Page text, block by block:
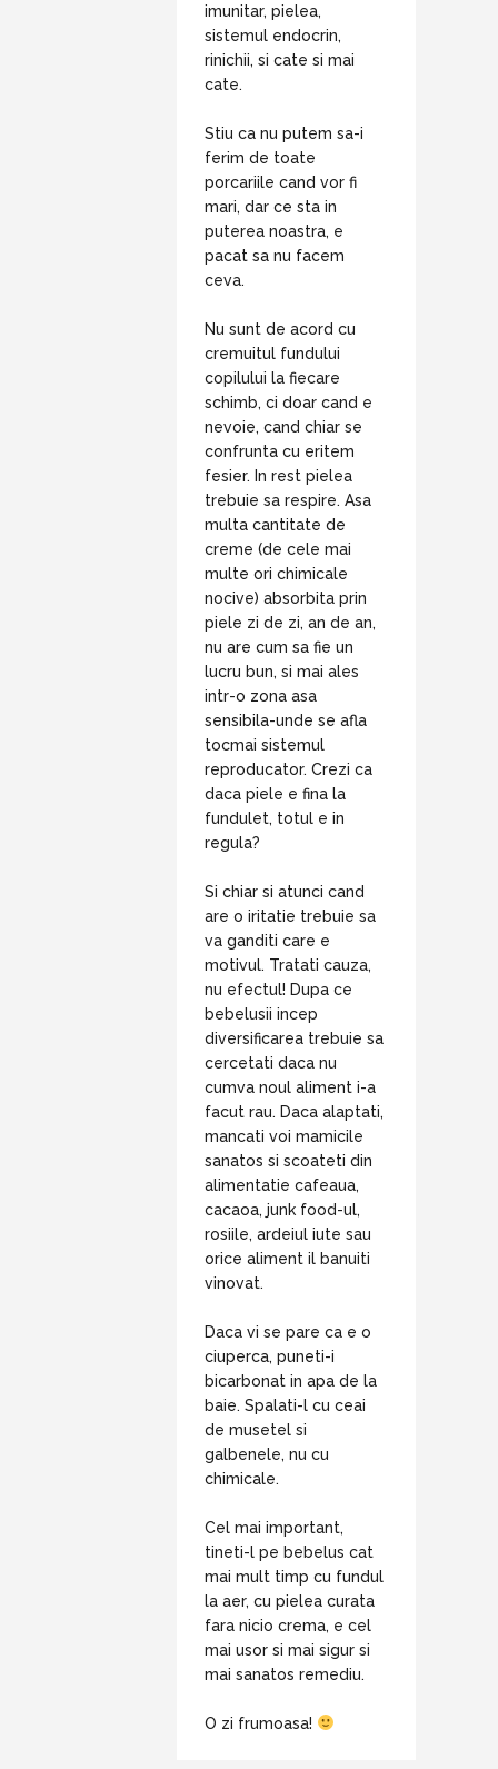
imunitar, pielea,
sistemul endocrin,
rinichii, si cate si mai
cate.
Stiu ca nu putem sa-i
ferim de toate
porcariile cand vor fi
mari, dar ce sta in
puterea noastra, e
pacat sa nu facem
ceva.
Nu sunt de acord cu
cremuitul fundului
copilului la fiecare
schimb, ci doar cand e
nevoie, cand chiar se
confrunta cu eritem
fesier. In rest pielea
trebuie sa respire. Asa
multa cantitate de
creme (de cele mai
multe ori chimicale
nocive) absorbita prin
piele zi de zi, an de an,
nu are cum sa fie un
lucru bun, si mai ales
intr-o zona asa
sensibila-unde se afla
tocmai sistemul
reproducator. Crezi ca
daca piele e fina la
fundulet, totul e in
regula?
Si chiar si atunci cand
are o iritatie trebuie sa
va ganditi care e
motivul. Tratati cauza,
nu efectul! Dupa ce
bebelusii incep
diversificarea trebuie sa
cercetati daca nu
cumva noul aliment i-a
facut rau. Daca alaptati,
mancati voi mamicile
sanatos si scoateti din
alimentatie cafeaua,
cacaoa, junk food-ul,
rosiile, ardeiul iute sau
orice aliment il banuiti
vinovat.
Daca vi se pare ca e o
ciuperca, puneti-i
bicarbonat in apa de la
baie. Spalati-l cu ceai
de musetel si
galbenele, nu cu
chimicale.
Cel mai important,
tineti-l pe bebelus cat
mai mult timp cu fundul
la aer, cu pielea curata
fara nicio crema, e cel
mai usor si mai sigur si
mai sanatos remediu.
O zi frumoasa!